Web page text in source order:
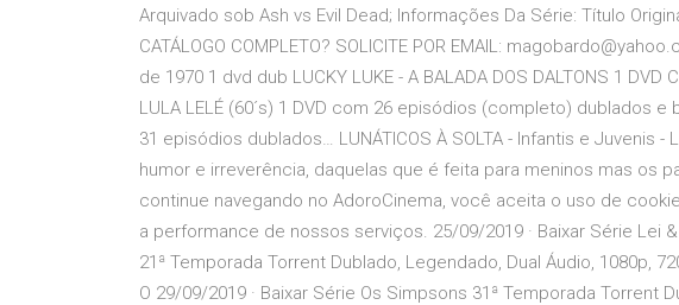
Arquivado sob Ash vs Evil Dead; Informações Da Série: Título
CATÁLOGO COMPLETO? SOLICITE POR EMAIL:
de 1970 1 dvd dub LUCKY LUKE - A BALADA DOS DALTONS 1
LULA LELÉ (60´s) 1 DVD com 26 episódios (completo) dublados e
31 episódios dublados… LUNÁTICOS À SOLTA - Infantis e Juvenis
humor e irreverência, daquelas que é feita para meninos mas os
continue navegando no AdoroCinema, você aceita o uso de
a performance de nossos serviços. 25/09/2019 · Baixar Série Lei
21ª Temporada Torrent Dublado, Legendado, Dual Áudio, 1080p,
O 29/09/2019 · Baixar Série Os Simpsons 31ª Temporada Torrent